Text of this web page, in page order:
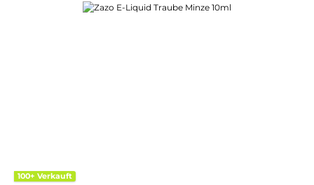
Bildergalerie überspringen
100+ Verkauft